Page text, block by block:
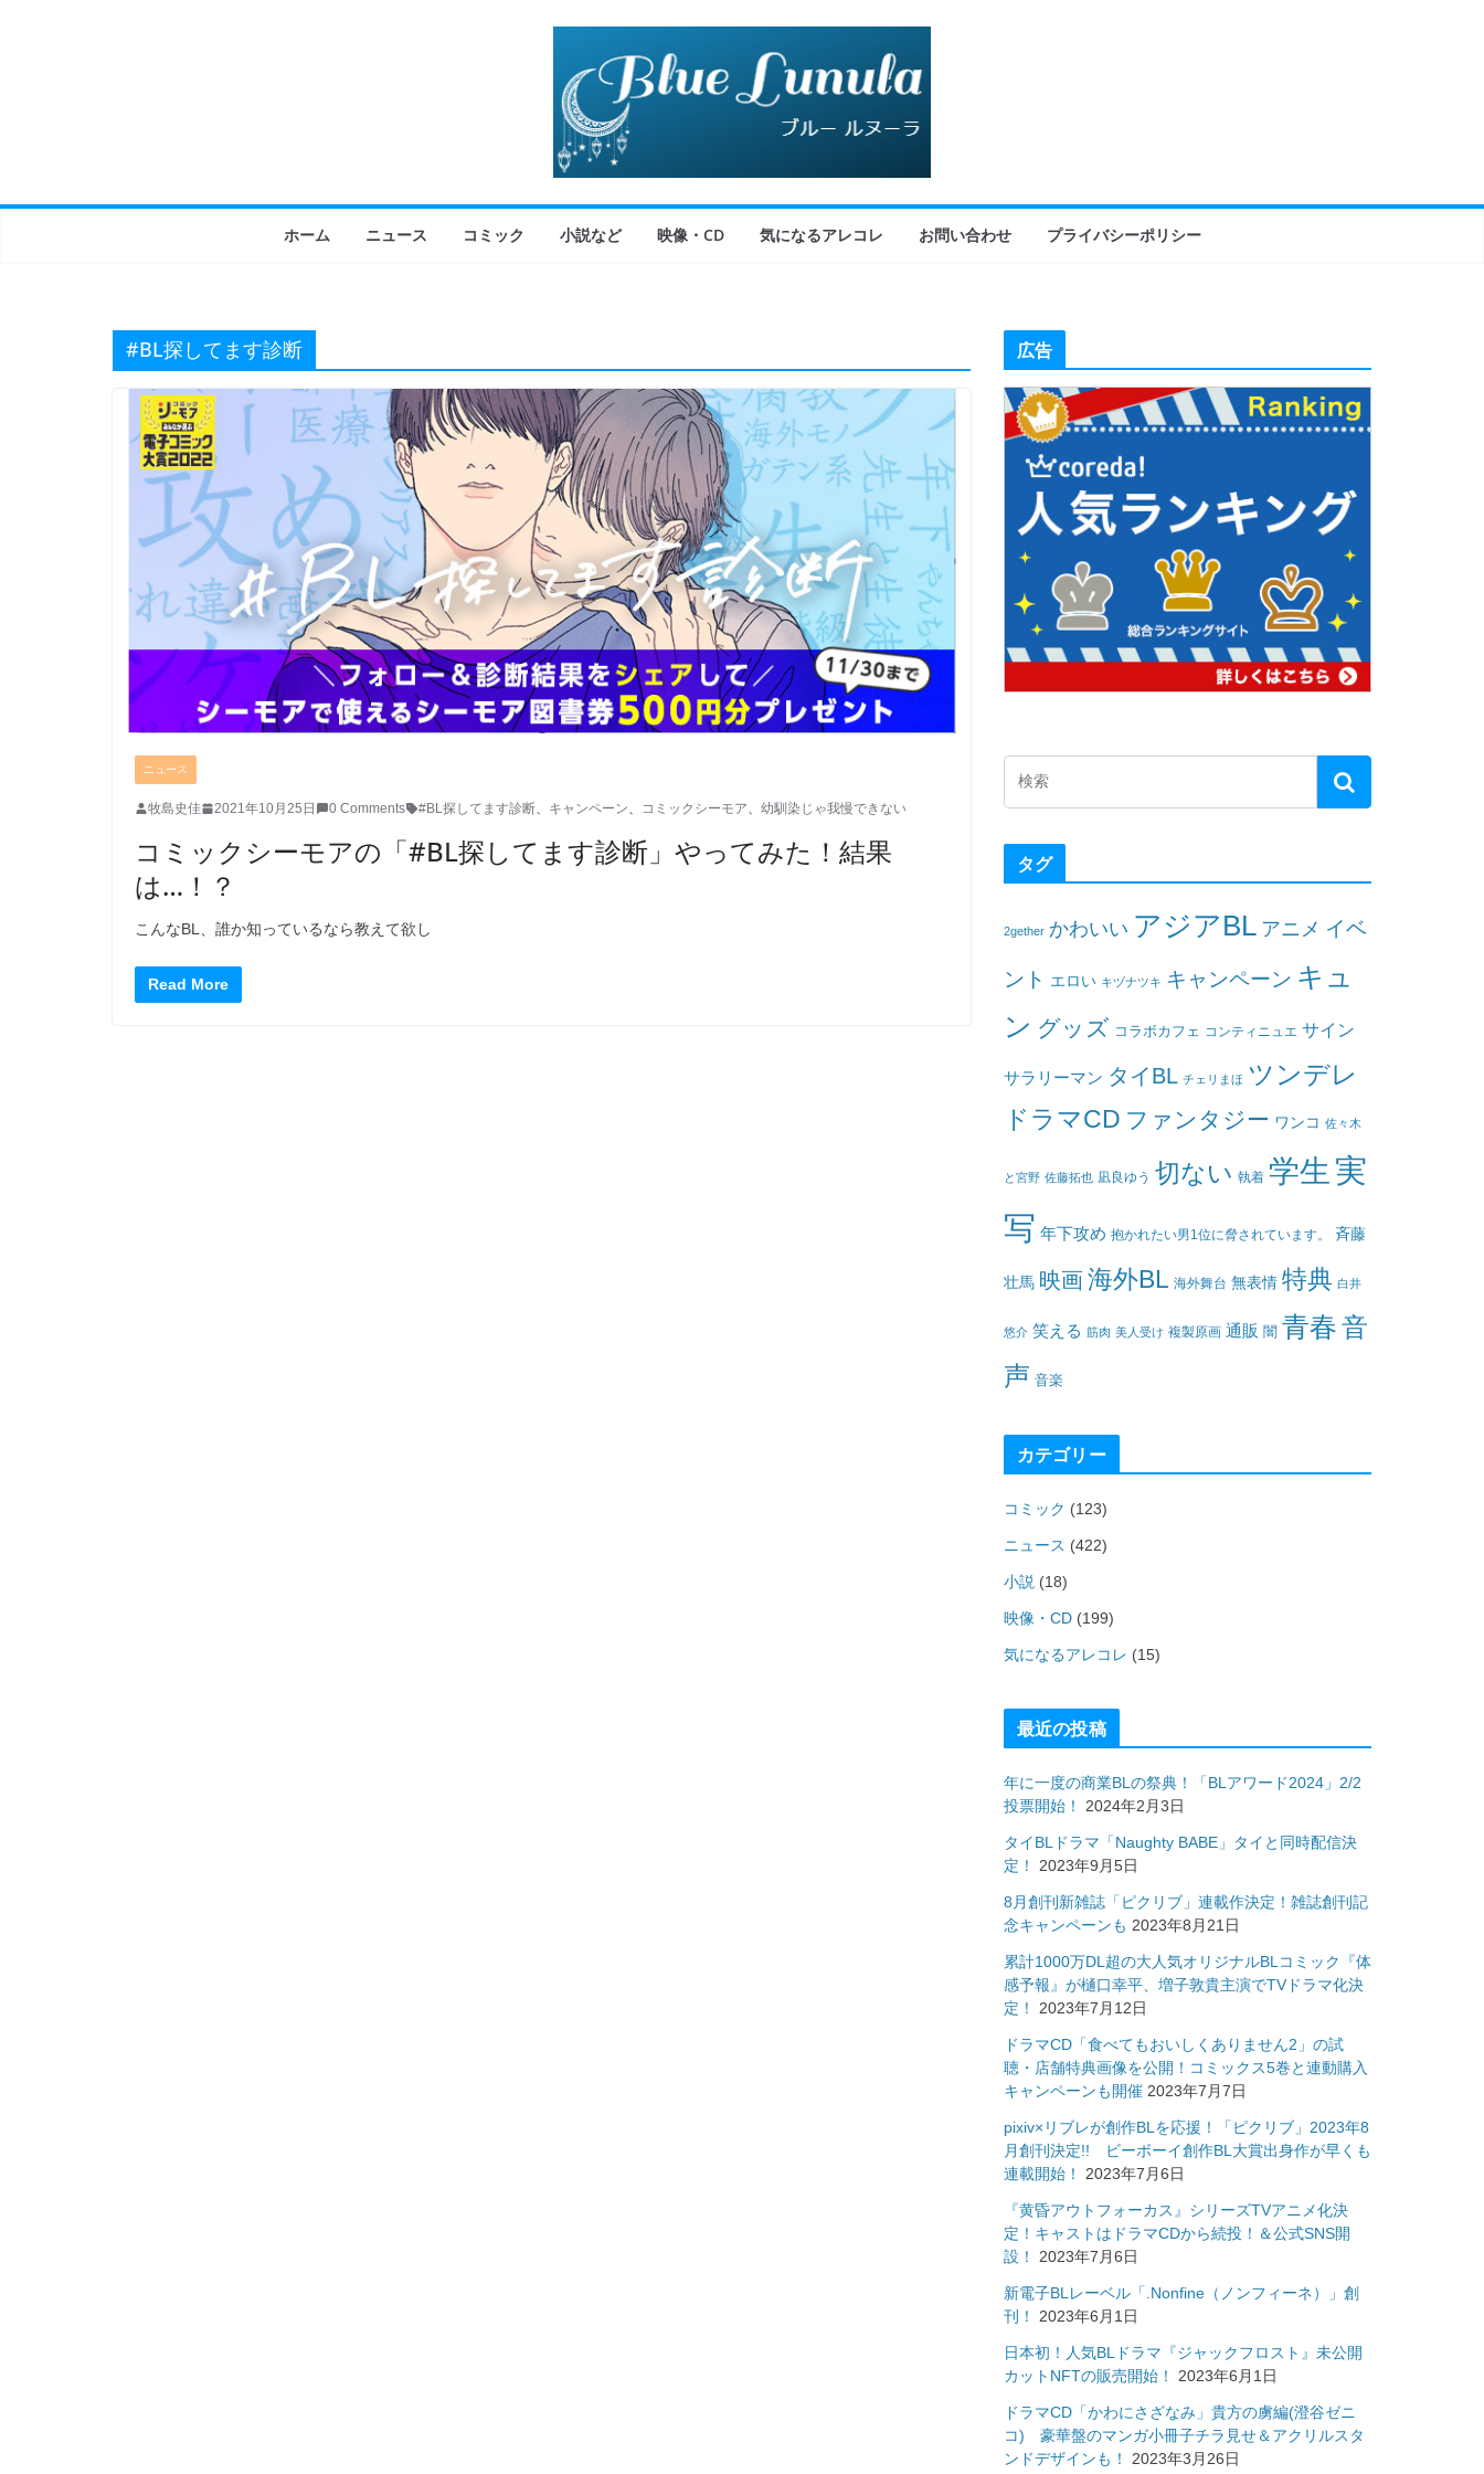
ホーム ニュース コミック 小説など 映像・CD 気になるアレコレ お問い合わせ プライバシーポリシー
#BL探してます診断
ニュース
牧島史佳 2021年10月25日 0 Comments #BL探してます診断 キャンペーン コミックシーモア 幼馴染じゃ我慢できない
コミックシーモアの「#BL探してます診断」やってみた！結果
は…！？
こんなBL、誰か知っているなら教えて欲し
Read More
広告
タグ
2gether かわいい アジアBL アニメ イベ
ント エロい キヅナツキ キャンペーン キュ
ン グッズ コラボカフェ コンティニュエ サイン
サラリーマン タイBL チェリまほ ツンデレ
ドラマCD ファンタジー ワンコ 佐々木
と宮野 佐藤拓也 凪良ゆう 切ない 執着 学生 実
写 年下攻め 抱かれたい男1位に脅されています。 斉藤
壮馬 映画海外BL 海外舞台 無表情 特典 白井
悠介 笑える 筋肉 美人受け 複製原画 通販 闇 青春音
声 音楽
カテゴリー
コミック (123)
ニュース (422)
小説 (18)
映像・CD (199)
気になるアレコレ (15)
最近の投稿
年に一度の商業BLの祭典！「BLアワード2024」2/2
投票開始！
2024年2月3日
タイBLドラマ「Naughty BABE」タイと同時配信決
定！
2023年9月5日
8月創刊新雑誌「ピクリブ」連載作決定！雑誌創刊記
念キャンペーンも 2023年8月21日
累計1000万DL超の大人気オリジナルBLコミック『体
感予報』が樋口幸平、増子敦貴主演でTVドラマ化決
定！
2023年7月12日
ドラマCD「食べてもおいしくありません2」の試
聴・店舗特典画像を公開！コミックス5巻と連動購入
キャンペーンも開催 2023年7月7日
pixiv×リブレが創作BLを応援！「ピクリブ」2023年8
月創刊決定!! ビーボーイ創作BL大賞出身作が早くも
連載開始！
2023年7月6日
『黄昏アウトフォーカス』シリーズTVアニメ化決
定！キャストはドラマCDから続投！＆公式SNS開
設！
2023年7月6日
新電子BLレーベル「.Nonfine（ノンフィーネ）」創
刊！
2023年6月1日
日本初！人気BLドラマ『ジャックフロスト』未公開
カットNFTの販売開始！
2023年6月1日
ドラマCD「かわにさざなみ」貴方の虜編(澄谷ゼニ
コ) 豪華盤のマンガ小冊子チラ見せ＆アクリルスタ
ンドデザインも！
2023年3月26日